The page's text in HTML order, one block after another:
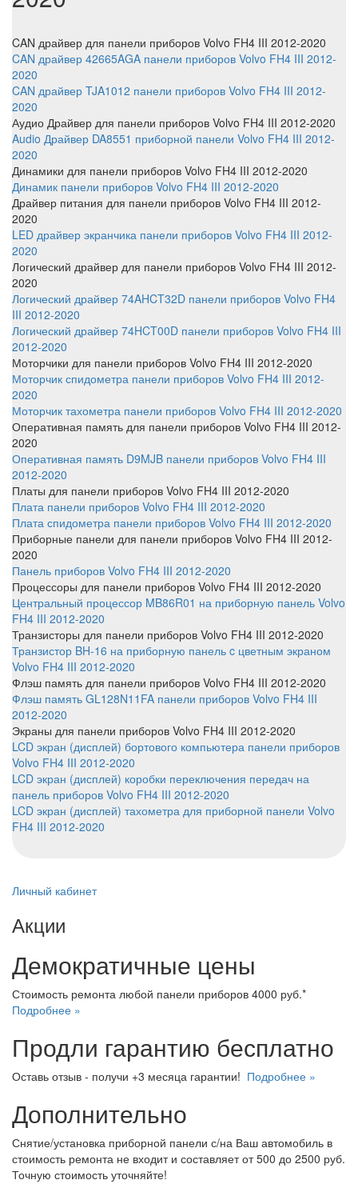
CAN драйвер для панели приборов Volvo FH4 III 2012-2020
CAN драйвер 42665AGA панели приборов Volvo FH4 III 2012-
2020
CAN драйвер TJA1012 панели приборов Volvo FH4 III 2012-
2020
Аудио Драйвер для панели приборов Volvo FH4 III 2012-2020
Audio Драйвер DA8551 приборной панели Volvo FH4 III 2012-
2020
Динамики для панели приборов Volvo FH4 III 2012-2020
Динамик панели приборов Volvo FH4 III 2012-2020
Драйвер питания для панели приборов Volvo FH4 III 2012-
2020
LED драйвер экранчика панели приборов Volvo FH4 III 2012-
2020
Логический драйвер для панели приборов Volvo FH4 III 2012-
2020
Логический драйвер 74AHCT32D панели приборов Volvo FH4
III 2012-2020
Логический драйвер 74HCT00D панели приборов Volvo FH4 III
2012-2020
Моторчики для панели приборов Volvo FH4 III 2012-2020
Моторчик спидометра панели приборов Volvo FH4 III 2012-
2020
Моторчик тахометра панели приборов Volvo FH4 III 2012-2020
Оперативная память для панели приборов Volvo FH4 III 2012-
2020
Оперативная память D9MJB панели приборов Volvo FH4 III
2012-2020
Платы для панели приборов Volvo FH4 III 2012-2020
Плата панели приборов Volvo FH4 III 2012-2020
Плата спидометра панели приборов Volvo FH4 III 2012-2020
Приборные панели для панели приборов Volvo FH4 III 2012-
2020
Панель приборов Volvo FH4 III 2012-2020
Процессоры для панели приборов Volvo FH4 III 2012-2020
Центральный процессор MB86R01 на приборную панель Volvo
FH4 III 2012-2020
Транзисторы для панели приборов Volvo FH4 III 2012-2020
Транзистор BH-16 на приборную панель c цветным экраном
Volvo FH4 III 2012-2020
Флэш память для панели приборов Volvo FH4 III 2012-2020
Флэш память GL128N11FA панели приборов Volvo FH4 III
2012-2020
Экраны для панели приборов Volvo FH4 III 2012-2020
LCD экран (дисплей) бортового компьютера панели приборов
Volvo FH4 III 2012-2020
LCD экран (дисплей) коробки переключения передач на
панель приборов Volvo FH4 III 2012-2020
LCD экран (дисплей) тахометра для приборной панели Volvo
FH4 III 2012-2020
Личный кабинет
Акции
Демократичные цены
Стоимость ремонта любой панели приборов 4000 руб.*
Подробнее »
Продли гарантию бесплатно
Оставь отзыв - получи +3 месяца гарантии! Подробнее »
Дополнительно
Снятие/установка приборной панели с/на Ваш автомобиль в
стоимость ремонта не входит и составляет от 500 до 2500 руб.
Точную стоимость уточняйте!